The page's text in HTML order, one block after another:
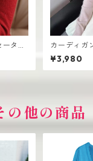
ター
い シ
カーディガ
ス 薄手 高
ゃれ 韓国風
¥3,980
の他の商品